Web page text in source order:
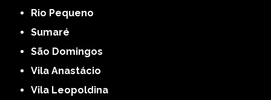
Rio Pequeno
Sumaré
São Domingos
Vila Anastácio
Vila Leopoldina